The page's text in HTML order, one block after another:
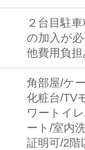
２台目駐
の加入が
他費用負
角部屋/ケ
化粧台/TV
ワートイ
ート/室内
証明可/2階